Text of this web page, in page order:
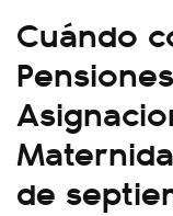
Cuándo
de